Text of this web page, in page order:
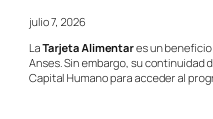
julio 7, 2026
LaTarjeta Alimentares un
Anses. Sin embargo, su
Capital Humano para acceder al